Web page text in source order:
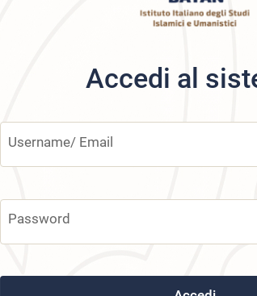
Accedi al
Username/ Email
Password